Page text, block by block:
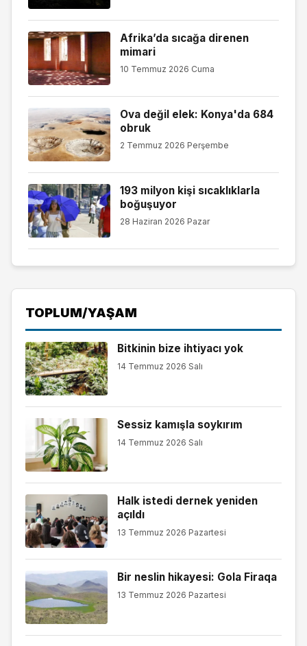
Afrika’da sıcağa direnen
mimari
10 Temmuz 2026 Cuma
Ova değil elek: Konya'da 684
obruk
2 Temmuz 2026 Perşembe
193 milyon kişi sıcaklıklarla
boğuşuyor
28 Haziran 2026 Pazar
TOPLUM/YAŞAM
Bitkinin bize ihtiyacı yok
14 Temmuz 2026 Salı
Sessiz kamışla soykırım
14 Temmuz 2026 Salı
Halk istedi dernek yeniden
açıldı
13 Temmuz 2026 Pazartesi
Bir neslin hikayesi: Gola Firaqa
13 Temmuz 2026 Pazartesi